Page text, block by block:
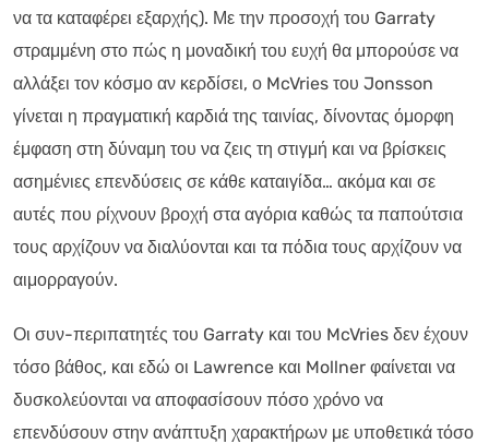
να τα καταφέρει εξαρχής). Με την προσοχή του Garraty
στραμμένη στο πώς η μοναδική του ευχή θα μπορούσε να
αλλάξει τον κόσμο αν κερδίσει, ο McVries του Jonsson
γίνεται η πραγματική καρδιά της ταινίας, δίνοντας όμορφη
έμφαση στη δύναμη του να ζεις τη στιγμή και να βρίσκεις
ασημένιες επενδύσεις σε κάθε καταιγίδα… ακόμα και σε
αυτές που ρίχνουν βροχή στα αγόρια καθώς τα παπούτσια
τους αρχίζουν να διαλύονται και τα πόδια τους αρχίζουν να
αιμορραγούν.
Οι συν-περιπατητές του Garraty και του McVries δεν έχουν
τόσο βάθος, και εδώ οι Lawrence και Mollner φαίνεται να
δυσκολεύονται να αποφασίσουν πόσο χρόνο να
επενδύσουν στην ανάπτυξη χαρακτήρων με υποθετικά τόσο